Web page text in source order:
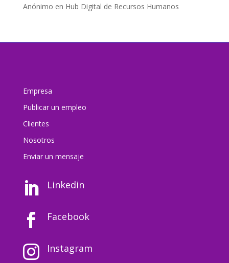
Anónimo en Hub Digital de Recursos Humanos
Empresa
Publicar un empleo
Clientes
Nosotros
Enviar un mensaje
 Linkedin
 Facebook
 Instagram